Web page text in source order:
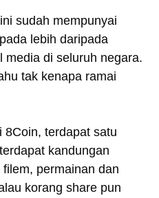
sudah mempunyai
lebih daripada
media di seluruh negara.
tak kenapa ramai
8Coin, terdapat satu
kandungan
permainan dan
korang share pun